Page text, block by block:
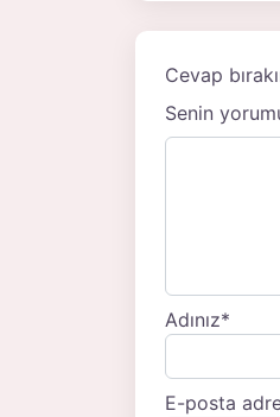
Cevap
Senin
Adınız*
E-posta